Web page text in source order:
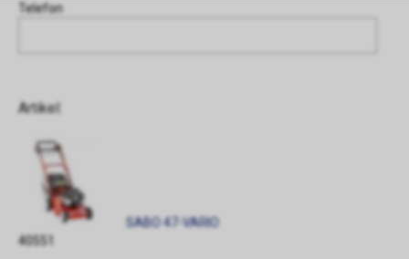
Telefon
Artikel:
SABO 47-VARIO
40551